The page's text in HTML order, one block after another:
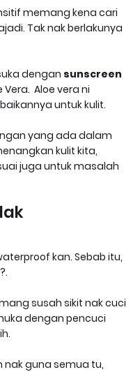
memang kena cari
Tak nak berlakunya
dengan sunscreen
Vera. Aloe vera ni
untuk kulit.
yang ada dalam
kulit kita,
juga untuk masalah
kan. Sebab itu,
susah sikit nak cuci
dengan pencuci
nak guna semua tu,